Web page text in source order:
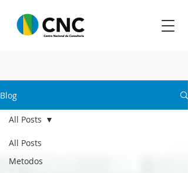
Blog
All Posts
Metodos
All Posts